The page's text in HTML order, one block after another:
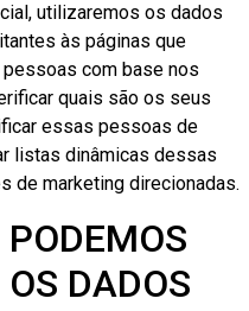
utilizaremos os dados
às páginas que
com base nos
quais são os seus
essas pessoas de
listas dinâmicas dessas
de marketing direcionadas.
DADOS